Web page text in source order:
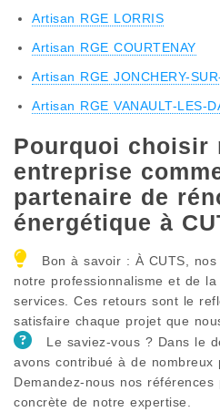
Artisan RGE LORRIS
Artisan RGE COURTENAY
Artisan RGE JONCHERY-
Artisan RGE VANAULT-LES-
Pourquoi choisir
entreprise
partenaire de
énergétique à
Bon à savoir : À CUTS,
notre professionnalisme et de
services. Ces retours sont le
satisfaire chaque projet que
Le saviez-vous ? Dans le
avons contribué à de nombreux
Demandez-nous nos
concrète de notre expertise.